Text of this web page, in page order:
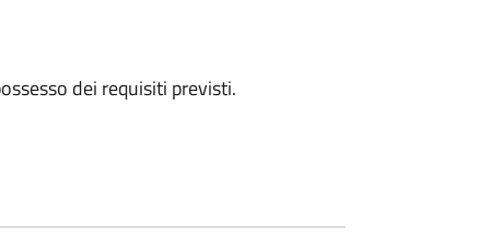
dei requisiti previsti.